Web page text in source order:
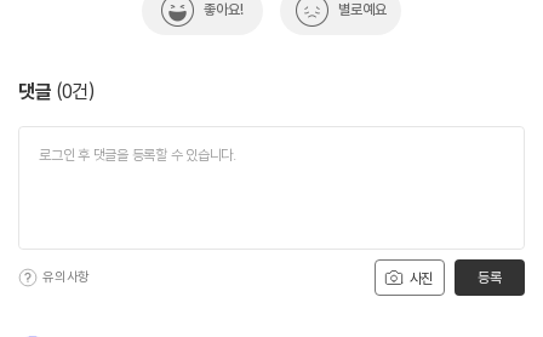
좋아요! 별로예요
댓글 (0건)
사진
유의사항 등록